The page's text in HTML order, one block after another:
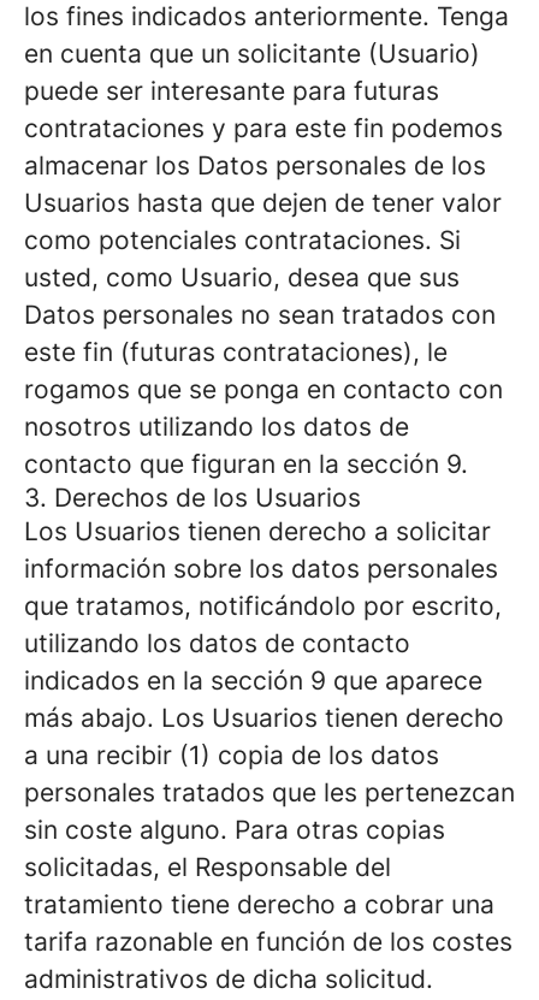
los fines indicados anteriormente. Tenga
en cuenta que un solicitante (Usuario)
puede ser interesante para futuras
contrataciones y para este fin podemos
almacenar los Datos personales de los
Usuarios hasta que dejen de tener valor
como potenciales contrataciones. Si
usted, como Usuario, desea que sus
Datos personales no sean tratados con
este fin (futuras contrataciones), le
rogamos que se ponga en contacto con
nosotros utilizando los datos de
contacto que figuran en la sección 9.
3. Derechos de los Usuarios
Los Usuarios tienen derecho a solicitar
información sobre los datos personales
que tratamos, notificándolo por escrito,
utilizando los datos de contacto
indicados en la sección 9 que aparece
más abajo. Los Usuarios tienen derecho
a una recibir (1) copia de los datos
personales tratados que les pertenezcan
sin coste alguno. Para otras copias
solicitadas, el Responsable del
tratamiento tiene derecho a cobrar una
tarifa razonable en función de los costes
administrativos de dicha solicitud.